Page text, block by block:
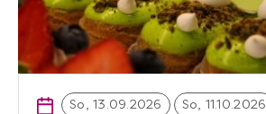
So, 13.09.2026 So, 11.10.2026